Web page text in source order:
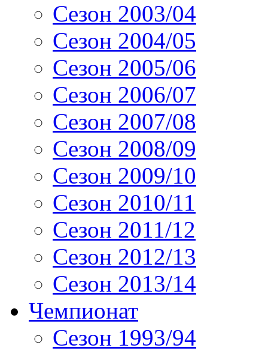
Сезон 2003/04
Сезон 2004/05
Сезон 2005/06
Сезон 2006/07
Сезон 2007/08
Сезон 2008/09
Сезон 2009/10
Сезон 2010/11
Сезон 2011/12
Сезон 2012/13
Сезон 2013/14
Чемпионат
Сезон 1993/94